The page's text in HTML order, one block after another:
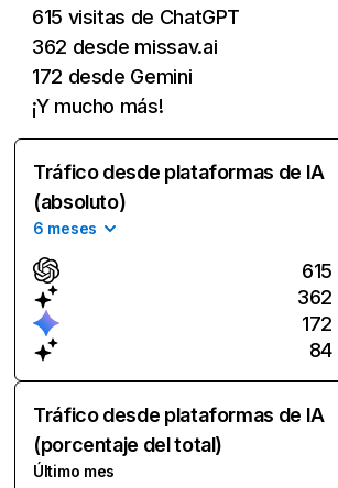
615 visitas de ChatGPT
362 desde missav.ai
172 desde Gemini
¡Y mucho más!
Tráfico desde plataformas de IA
(absoluto)
6 meses
615
362
172
84
Tráfico desde plataformas de IA
(porcentaje del total)
Último mes